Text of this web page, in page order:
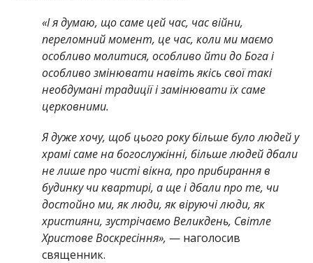
«І я думаю, що саме цей час, час війни,
переломний момент, це час, коли ми маємо
особливо молитися, особливо йти до Бога і
особливо змінювати навіть якісь свої такі
необдумані традиції і замінювати їх саме
церковними.
Я дуже хочу, щоб цього року більше було людей у
храмі саме на богослужінні, більше людей дбали
не лише про чисті вікна, про прибирання в
будинку чи квартирі, а ще і дбали про те, чи
достойно ми, як люди, як віруючі люди, як
християни, зустрічаємо Великдень, Світле
Христове Воскресіння», — наголосив
священник.